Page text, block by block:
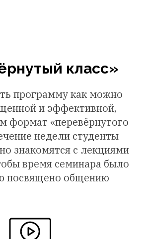
класс»
программу как можно
и эффективной,
формат «перевёрнутого
недели студенты
знакомятся с лекциями
время семинара было
посвящено общению